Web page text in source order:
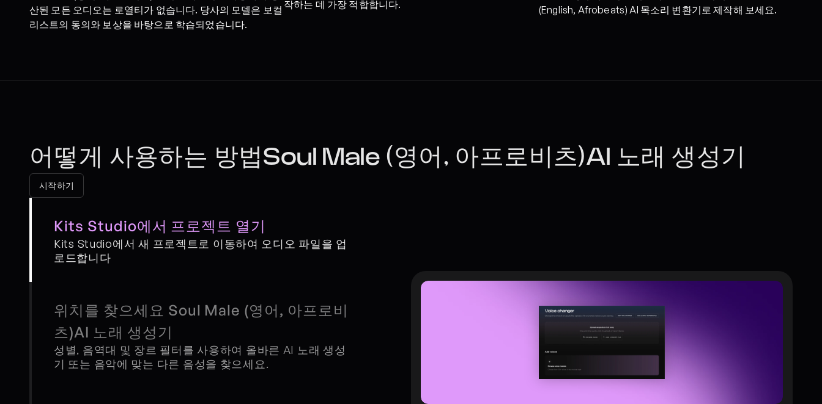
산된 모든 오디오는 로열티가 없습니다. 당사의 모델은 보컬
리스트의 동의와 보상을 바탕으로 학습되었습니다.
작하는 데 가장 적합합니다.
(English, Afrobeats) AI 목소리 변환기로 제작해 보세요.
어떻게 사용하는 방법Soul Male (영어, 아프로비츠)AI 노래 생성기
시작하기
Kits Studio에서 프로젝트 열기
Kits Studio에서 새 프로젝트로 이동하여 오디오 파일을 업
로드합니다
위치를 찾으세요 Soul Male (영어, 아프로비
츠)AI 노래 생성기
성별, 음역대 및 장르 필터를 사용하여 올바른 AI 노래 생성
기 또는 음악에 맞는 다른 음성을 찾으세요.